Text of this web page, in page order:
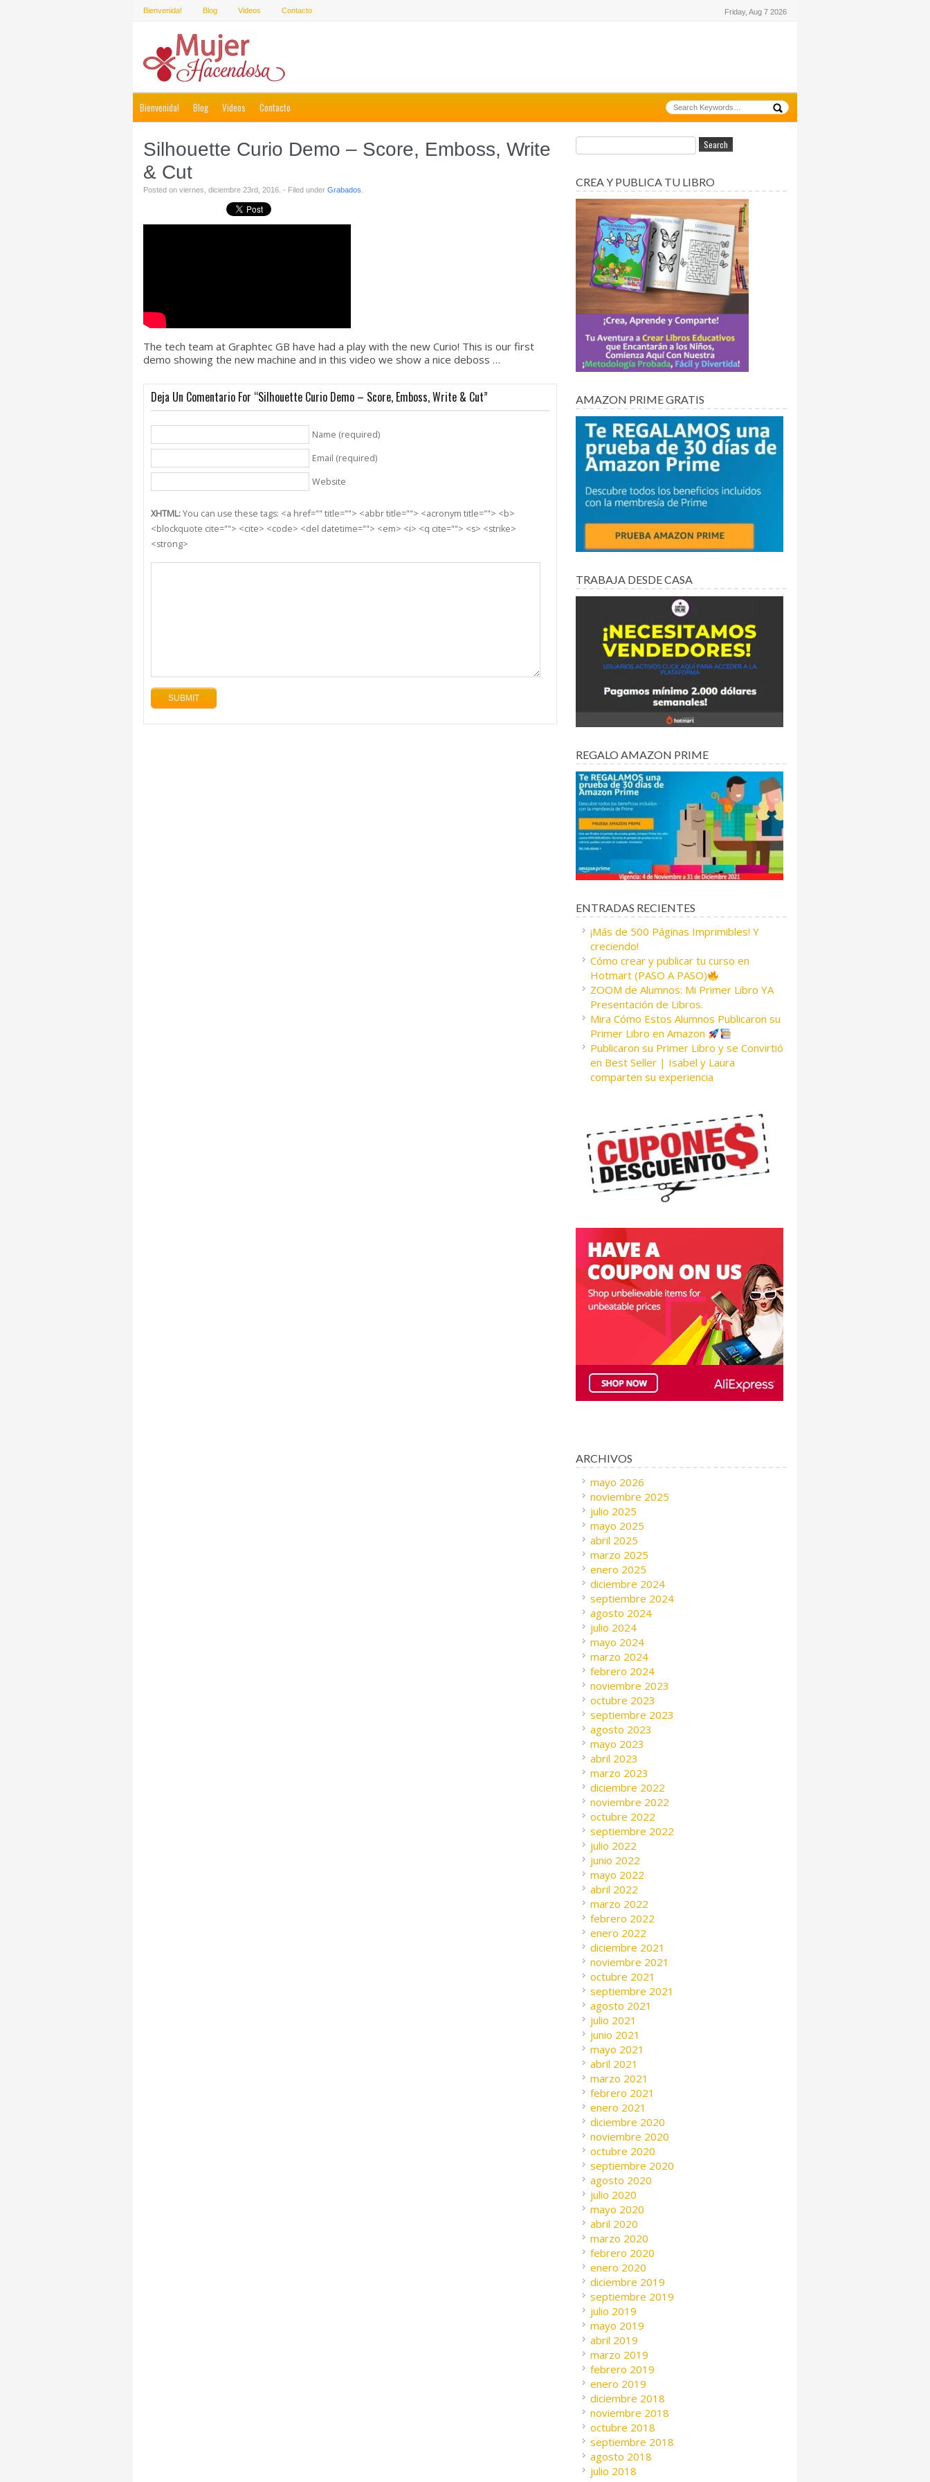
Bienvenida! Blog Videos Contacto Friday, Aug 7 2026
Bienvenida! Blog Videos Contacto
Silhouette Curio Demo – Score, Emboss, Write
& Cut
Posted on viernes, diciembre 23rd, 2016. - Filed under Grabados
The tech team at Graphtec GB have had a play with the new Curio! This is our first
demo showing the new machine and in this video we show a nice deboss …
Deja Un Comentario For “Silhouette Curio Demo – Score, Emboss, Write & Cut”
Name (required)
Email (required)
Website
XHTML:You can use these tags: <a href="" title=""> <abbr title=""> <acronym title=""> <b>
<blockquote cite=""> <cite> <code> <del datetime=""> <em> <i> <q cite=""> <s> <strike>
<strong>
CREA Y PUBLICA TU LIBRO
AMAZON PRIME GRATIS
TRABAJA DESDE CASA
REGALO AMAZON PRIME
ENTRADAS RECIENTES
¡Más de 500 Páginas Imprimibles! Y
creciendo!
Cómo crear y publicar tu curso en
Hotmart (PASO A PASO)
ZOOM de Alumnos: Mi Primer Libro YA
Presentación de Libros.
Mira Cómo Estos Alumnos Publicaron su
Primer Libro en Amazon
Publicaron su Primer Libro y se Convirtió
en Best Seller | Isabel y Laura
comparten su experiencia
ARCHIVOS
mayo 2026
noviembre 2025
julio 2025
mayo 2025
abril 2025
marzo 2025
enero 2025
diciembre 2024
septiembre 2024
agosto 2024
julio 2024
mayo 2024
marzo 2024
febrero 2024
noviembre 2023
octubre 2023
septiembre 2023
agosto 2023
mayo 2023
abril 2023
marzo 2023
diciembre 2022
noviembre 2022
octubre 2022
septiembre 2022
julio 2022
junio 2022
mayo 2022
abril 2022
marzo 2022
febrero 2022
enero 2022
diciembre 2021
noviembre 2021
octubre 2021
septiembre 2021
agosto 2021
julio 2021
junio 2021
mayo 2021
abril 2021
marzo 2021
febrero 2021
enero 2021
diciembre 2020
noviembre 2020
octubre 2020
septiembre 2020
agosto 2020
julio 2020
mayo 2020
abril 2020
marzo 2020
febrero 2020
enero 2020
diciembre 2019
septiembre 2019
julio 2019
mayo 2019
abril 2019
marzo 2019
febrero 2019
enero 2019
diciembre 2018
noviembre 2018
octubre 2018
septiembre 2018
agosto 2018
julio 2018